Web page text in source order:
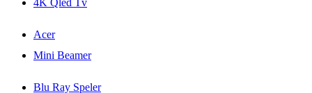
4K Qled Tv
Acer
Mini Beamer
Blu Ray Speler